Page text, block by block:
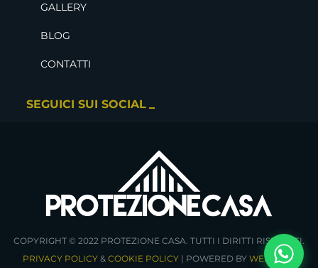
GALLERY
BLOG
CONTATTI
SEGUICI SUI SOCIAL
COPYRIGHT © 2022 PROTEZIONE CASA. TUTTI I DIRITTI RISERVATI.
PRIVACY POLICY& COOKIE POLICY| POWERED BY WEBDOJO